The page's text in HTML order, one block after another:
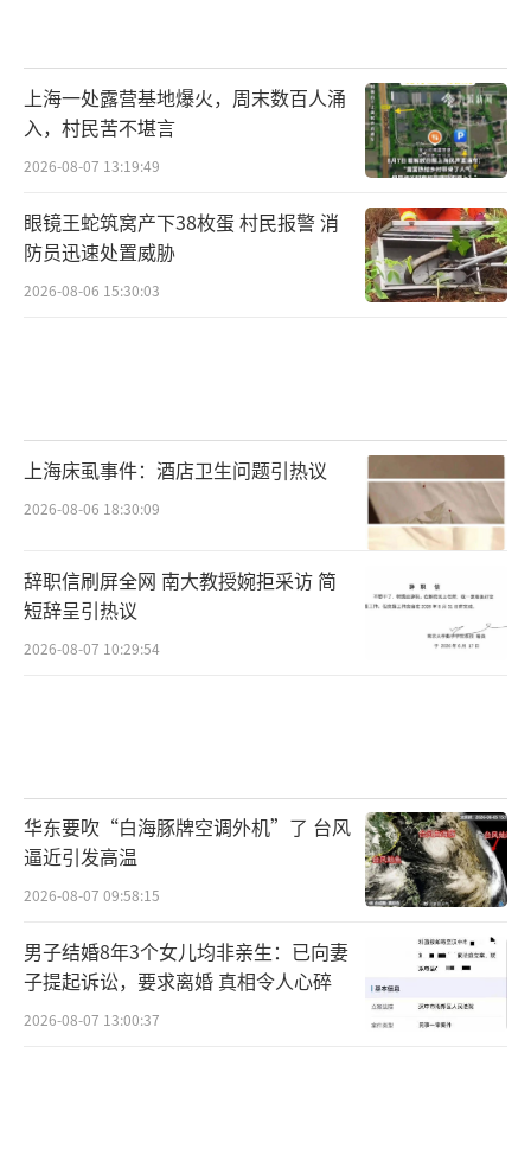
上海一处露营基地爆火，周末数百人涌
入，村民苦不堪言
2026-08-07 13:19:49
眼镜王蛇筑窝产下38枚蛋 村民报警 消
防员迅速处置威胁
2026-08-06 15:30:03
上海床虱事件：酒店卫生问题引热议
2026-08-06 18:30:09
辞职信刷屏全网 南大教授婉拒采访 简
短辞呈引热议
2026-08-07 10:29:54
华东要吹“白海豚牌空调外机”了 台风
逼近引发高温
2026-08-07 09:58:15
男子结婚8年3个女儿均非亲生：已向妻
子提起诉讼，要求离婚 真相令人心碎
2026-08-07 13:00:37